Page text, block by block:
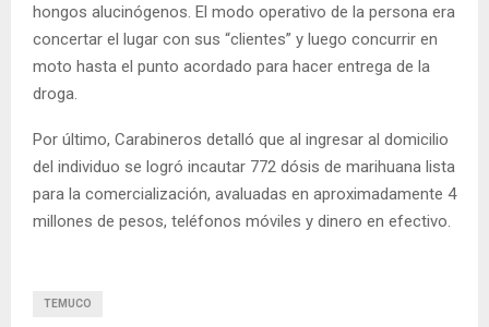
hongos alucinógenos. El modo operativo de la persona era
concertar el lugar con sus “clientes” y luego concurrir en
moto hasta el punto acordado para hacer entrega de la
droga.
Por último, Carabineros detalló que al ingresar al domicilio
del individuo se logró incautar 772 dósis de marihuana lista
para la comercialización, avaluadas en aproximadamente 4
millones de pesos, teléfonos móviles y dinero en efectivo.
TEMUCO